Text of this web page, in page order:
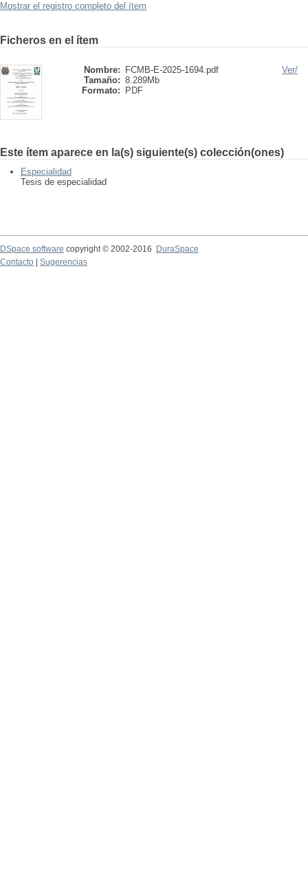
Mostrar el registro completo del ítem
Ficheros en el ítem
Nombre:
FCMB-E-2025-1694.pdf
Tamaño: 8.289Mb
Formato:
PDF
Ver/
Este ítem aparece en la(s) siguiente(s) colección(ones)
Especialidad
Tesis de especialidad
DSpace software copyright © 2002-2016
DuraSpace
Contacto
Sugerencias